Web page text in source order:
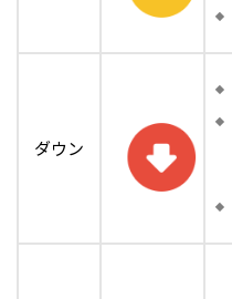
ダウン